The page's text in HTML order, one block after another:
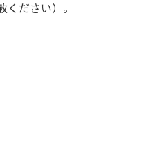
ださい）。